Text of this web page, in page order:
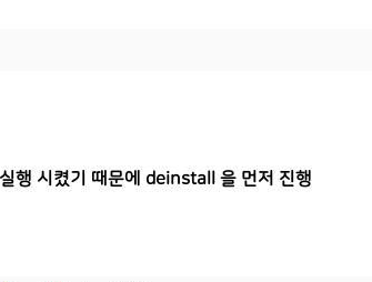
실행 시켰기 때문에 deinstall 을 먼저 진행